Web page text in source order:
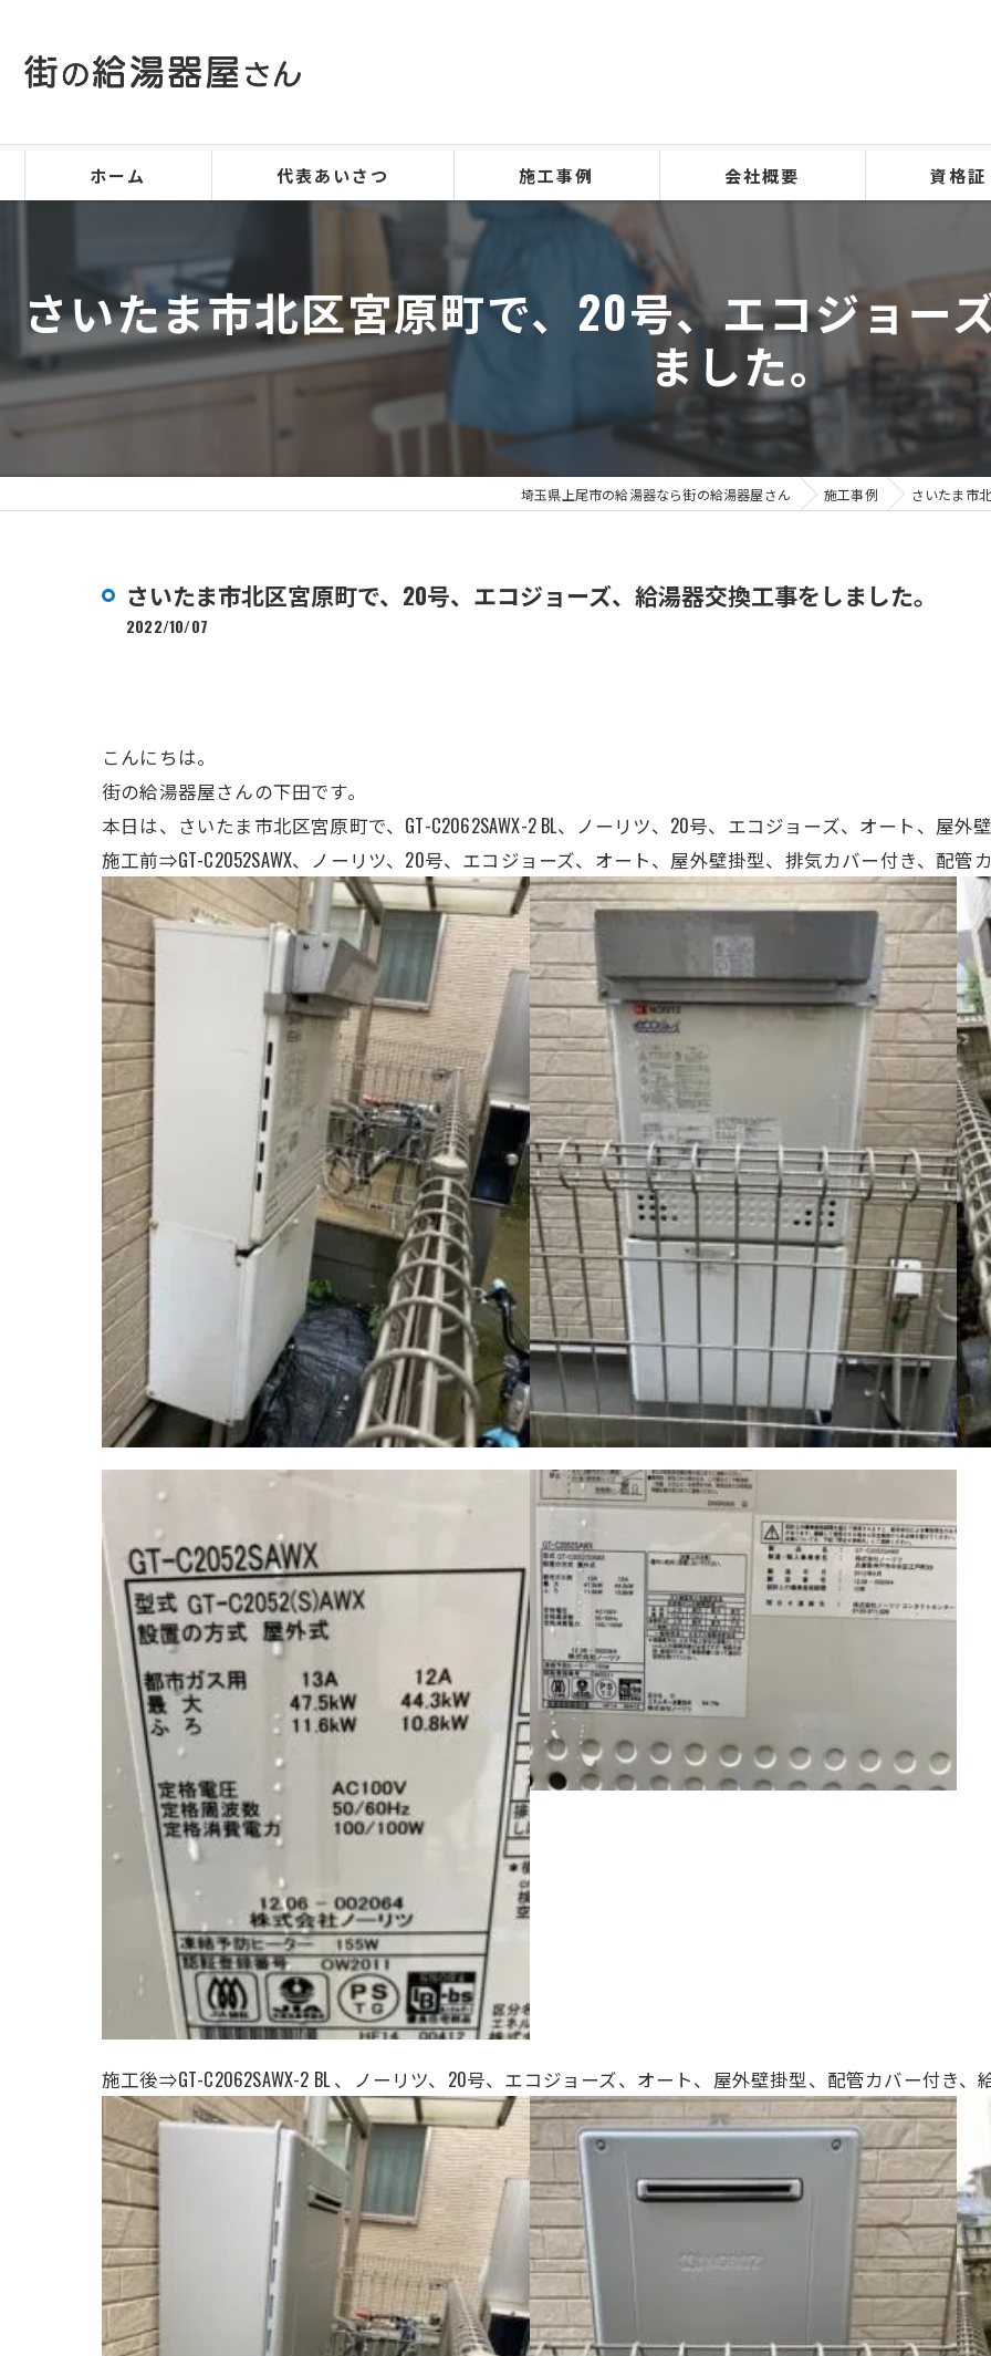
ホーム 代表あいさつ 施工事例 会社概要 資格証
さいたま市北区宮原町で、20号、エコジョー
ました。
埼玉県上尾市の給湯器なら街の給湯器屋さん 施工事例 さいたま市
さいたま市北区宮原町で、20号、エコジョーズ、給湯器交換工事をしました。
2022/10/07
こんにちは。
街の給湯器屋さんの下田です。
本日は、さいたま市北区宮原町で、GT-C2062SAWX-2 BL、ノーリツ、20号、エコジョーズ、オート、屋
施工前⇒GT-C2052SAWX、ノーリツ、 20号、エコジョーズ、 オート、屋外壁掛型、排気カバー付き、配管
施工後⇒GT-C2062SAWX-2 BL 、ノーリツ、20号、エコジョーズ、オート、 屋外壁掛型、配管カバー付き、